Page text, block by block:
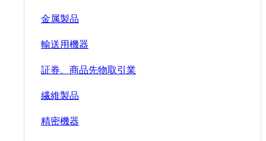
金属製品
輸送用機器
証券、商品先物取引業
繊維製品
精密機器